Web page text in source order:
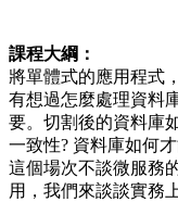
課程大綱：
將單體式的應用程式
有想過怎麼處理資料
要。切割後的資料庫
一致性? 資料庫如何
這個場次不談微服務
用，我們來談談實務